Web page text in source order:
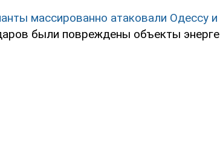
массированно атаковали Одессу и
были повреждены объекты